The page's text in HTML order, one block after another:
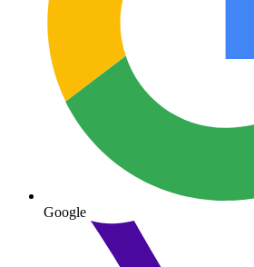
Google